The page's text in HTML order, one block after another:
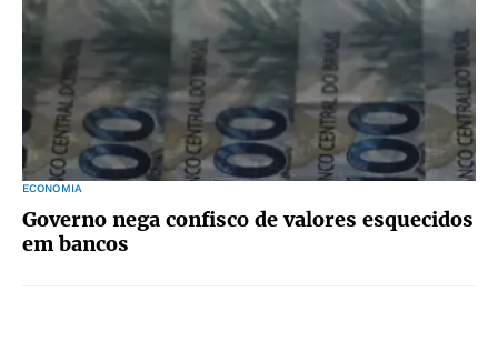
ECONOMIA
Governo nega confisco de valores esquecidos
em bancos